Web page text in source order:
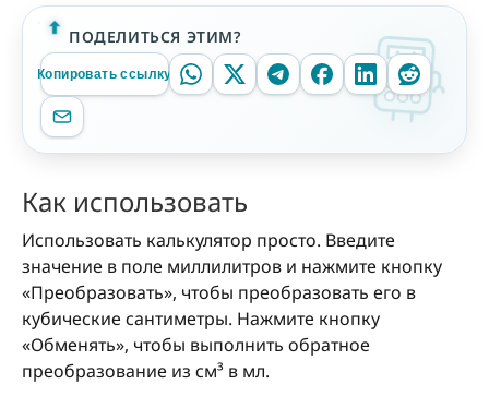
ПОДЕЛИТЬСЯ ЭТИМ?
Копировать ссылку
Как использовать
Использовать калькулятор просто. Введите
значение в поле миллилитров и нажмите кнопку
«Преобразовать», чтобы преобразовать его в
кубические сантиметры. Нажмите кнопку
«Обменять», чтобы выполнить обратное
преобразование из см³ в мл.